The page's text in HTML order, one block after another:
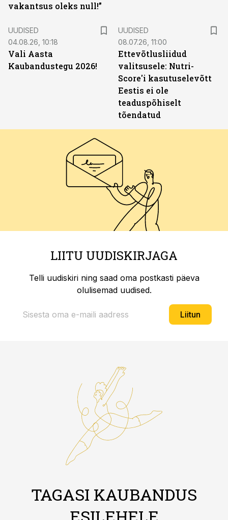
vakantsus oleks null!”
UUDISED
04.08.26, 10:18
Vali Aasta
Kaubandustegu 2026!
UUDISED
08.07.26, 11:00
Ettevõtlusliidud
valitsusele: Nutri-
Score'i kasutuselevõtt
Eestis ei ole
teaduspõhiselt
tõendatud
LIITU UUDISKIRJAGA
Telli uudiskiri ning saad oma postkasti päeva
olulisemad uudised.
Liitun
TAGASI KAUBANDUS